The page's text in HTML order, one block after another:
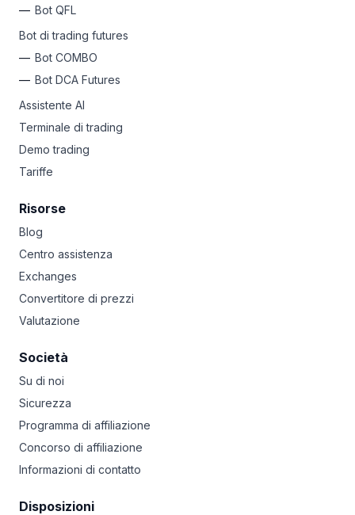
Bot QFL
Bot di trading futures
Bot COMBO
Bot DCA Futures
Assistente AI
Terminale di trading
Demo trading
Tariffe
Risorse
Blog
Centro assistenza
Exchanges
Convertitore di prezzi
Valutazione
Società
Su di noi
Sicurezza
Programma di affiliazione
Concorso di affiliazione
Informazioni di contatto
Disposizioni